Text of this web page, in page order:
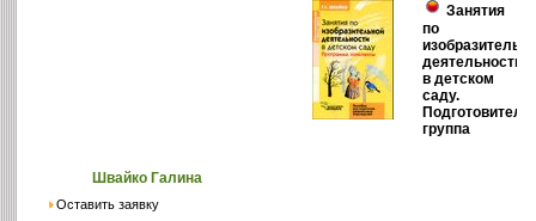
Занятия
по
деятельности
в детском
саду.
группа
Швайко Галина
Оставить заявку